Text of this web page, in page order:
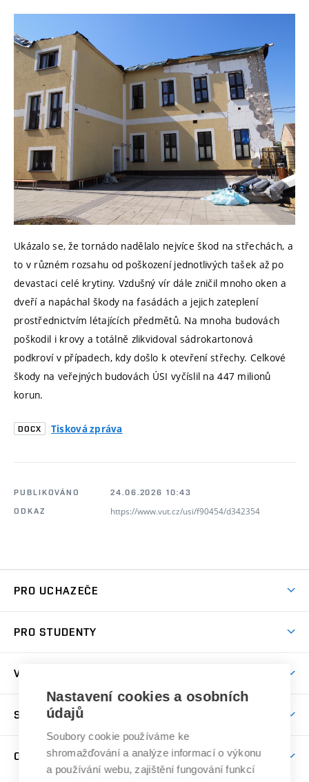
Ukázalo se, že tornádo nadělalo nejvíce škod na střechách, a
to v různém rozsahu od poškození jednotlivých tašek až po
devastaci celé krytiny. Vzdušný vír dále zničil mnoho oken a
dveří a napáchal škody na fasádách a jejich zateplení
prostřednictvím létajících předmětů. Na mnoha budovách
poškodil i krovy a totálně zlikvidoval sádrokartonová
podkroví v případech, kdy došlo k otevření střechy. Celkové
škody na veřejných budovách ÚSI vyčíslil na 447 milionů
korun.
DOCX Tisková zpráva
PUBLIKOVÁNO
24.06.2026 10:43
ODKAZ
https://www.vut.cz/usi/f90454/d342354
PRO UCHAZEČE
Přijímačky
Den otevřených dveří
Další vzdělávání
Kontakty
Zpracování osobních údajů uchazečů o studium
PRO STUDENTY
Studijní předpisy
Časový plán studia
Studium
VĚDA A VÝZKUM
Věda a výzkum na ÚSI
Úspěchy
Projekty
SPOLUPRÁCE S ÚSI
Spolupráce
Služby ústavu
O ÚSTAVU
Nastavení cookies a osobních
údajů
Soubory cookie používáme ke
shromažďování a analýze informací o výkonu
a používání webu, zajištění fungování funkcí